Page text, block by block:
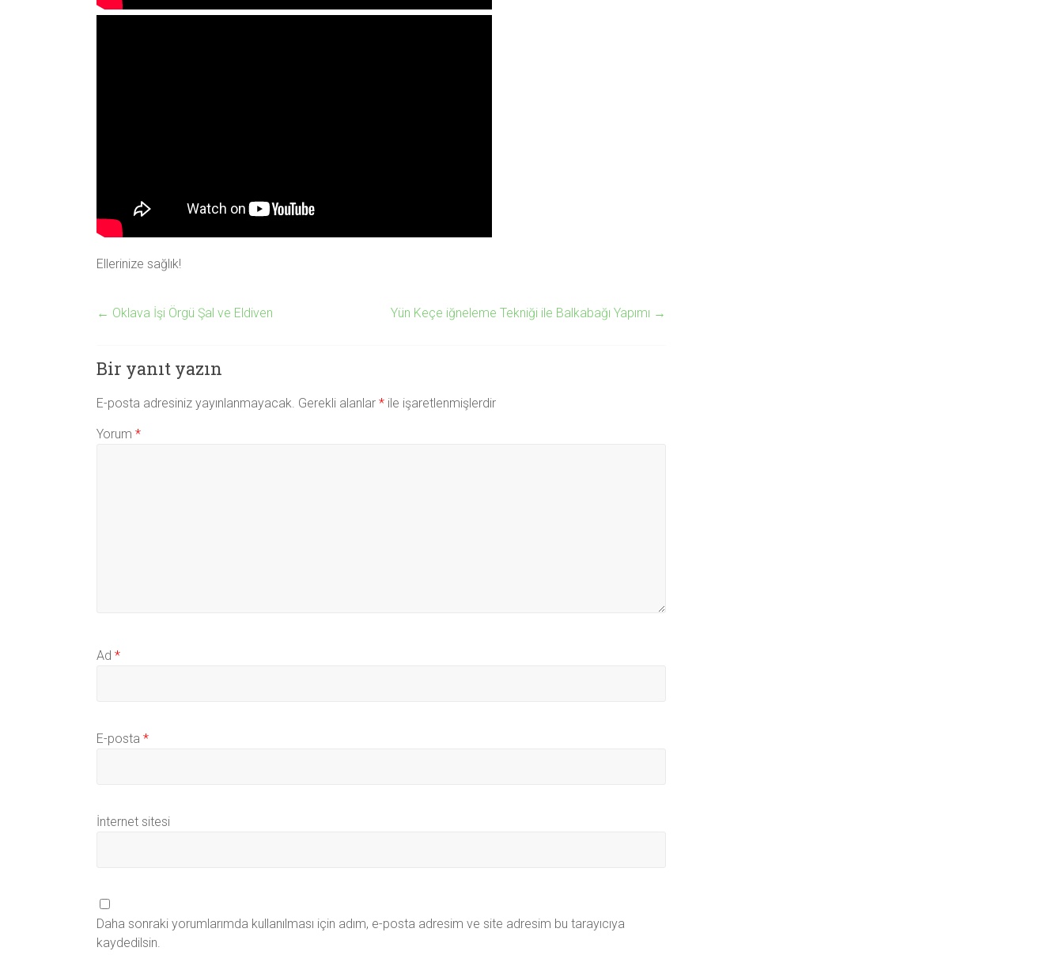
Ellerinize sağlık!
← Oklava İşi Örgü Şal ve Eldiven Yün Keçe iğneleme Tekniği ile Balkabağı Yapımı →
Bir yanıt yazın
E-posta adresiniz yayınlanmayacak. Gerekli alanlar * ile işaretlenmişlerdir
Yorum *
Ad *
E-posta *
İnternet sitesi
Daha sonraki yorumlarımda kullanılması için adım, e-posta adresim ve site adresim bu tarayıcıya
kaydedilsin.